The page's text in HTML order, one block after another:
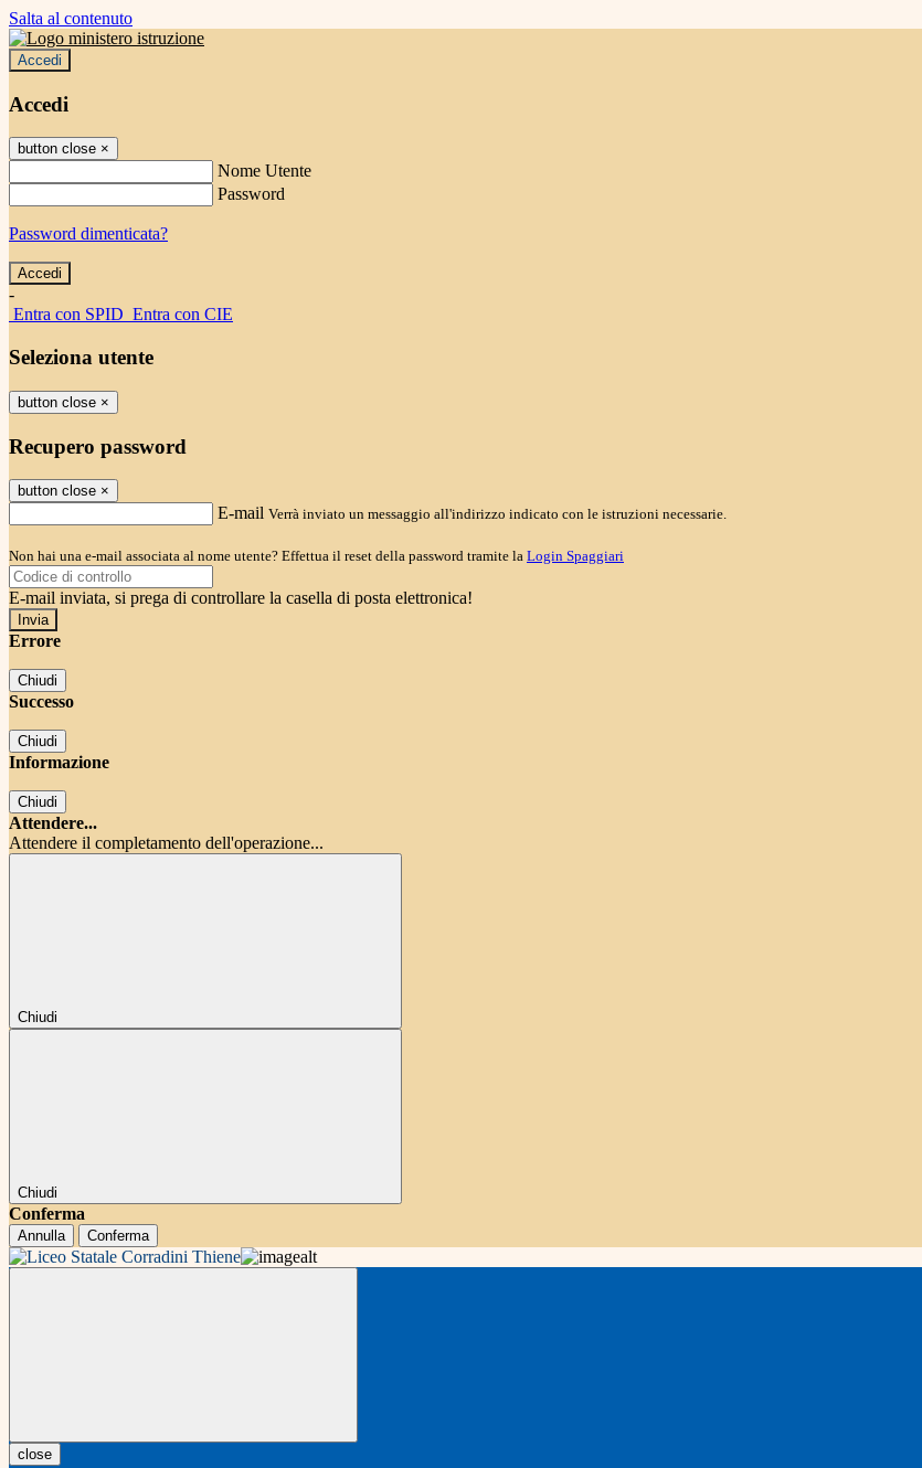
Salta al contenuto
Accedi
Accedi
button close ×
Nome Utente
Password
Password dimenticata?
-
Entra con SPID Entra con CIE
Seleziona utente
button close ×
Recupero password
button close ×
E-mail Verrà inviato un messaggio all'indirizzo indicato con le istruzioni necessarie.
Non hai una e-mail associata al nome utente? Effettua il reset della password tramite la Login Spaggiari
E-mail inviata, si prega di controllare la casella di posta elettronica!
Errore
Chiudi
Successo
Chiudi
Informazione
Chiudi
Attendere...
Attendere il completamento dell'operazione...
Chiudi
Chiudi
Conferma
Annulla Conferma
close